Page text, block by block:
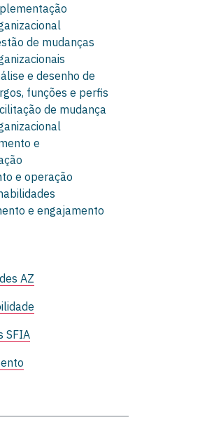
de mudanças
e desenho de
funções e perfis
de mudança
e
e operação
e engajamento
AZ
SFIA